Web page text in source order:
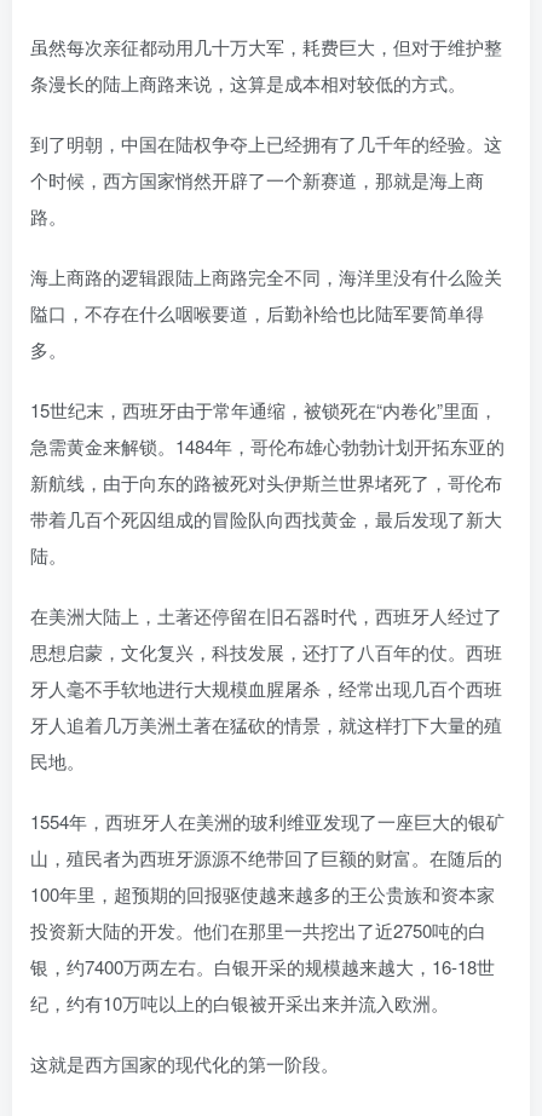
虽然每次亲征都动用几十万大军，耗费巨大，但对于维护整
条漫长的陆上商路来说，这算是成本相对较低的方式。
到了明朝，中国在陆权争夺上已经拥有了几千年的经验。这
个时候，西方国家悄然开辟了一个新赛道，那就是海上商
路。
海上商路的逻辑跟陆上商路完全不同，海洋里没有什么险关
隘口，不存在什么咽喉要道，后勤补给也比陆军要简单得
多。
15世纪末，西班牙由于常年通缩，被锁死在“内卷化”里面，
急需黄金来解锁。1484年，哥伦布雄心勃勃计划开拓东亚的
新航线，由于向东的路被死对头伊斯兰世界堵死了，哥伦布
带着几百个死囚组成的冒险队向西找黄金，最后发现了新大
陆。
在美洲大陆上，土著还停留在旧石器时代，西班牙人经过了
思想启蒙，文化复兴，科技发展，还打了八百年的仗。西班
牙人毫不手软地进行大规模血腥屠杀，经常出现几百个西班
牙人追着几万美洲土著在猛砍的情景，就这样打下大量的殖
民地。
1554年，西班牙人在美洲的玻利维亚发现了一座巨大的银矿
山，殖民者为西班牙源源不绝带回了巨额的财富。在随后的
100年里，超预期的回报驱使越来越多的王公贵族和资本家
投资新大陆的开发。他们在那里一共挖出了近2750吨的白
银，约7400万两左右。白银开采的规模越来越大，16-18世
纪，约有10万吨以上的白银被开采出来并流入欧洲。
这就是西方国家的现代化的第一阶段。